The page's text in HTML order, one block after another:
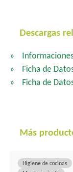
Descargas
Ficha de
Ficha de
Más
Higiene de cocinas